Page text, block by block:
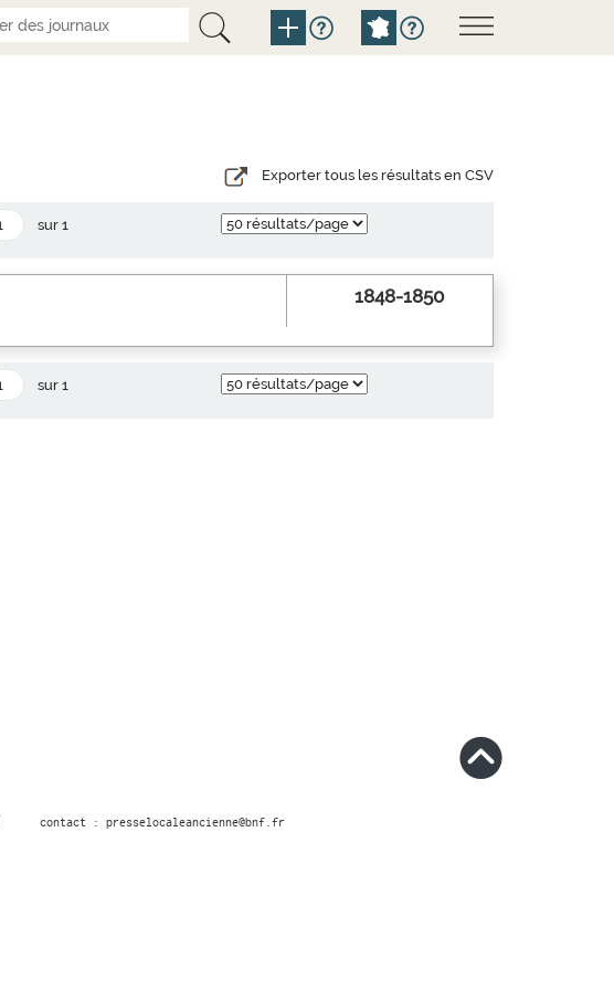
Exporter tous les résultats en CSV
sur 1
1848-1850
sur 1
contact : presselocaleancienne@bnf.fr